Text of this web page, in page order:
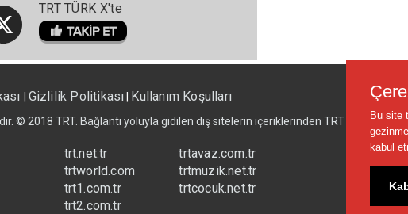
TRT TÜRK X'te
Gizlilik Politikası Kullanım Koşulları
© 2018 TRT. Bağlantı yoluyla gidilen dış sitelerin içeriklerinden TRT sorumlu
trt.net.tr
trtworld.com
trt1.com.tr
trt2.com.tr
trtavaz.com.tr
trtmuzik.net.tr
trtcocuk.net.tr
Bu site
kabul